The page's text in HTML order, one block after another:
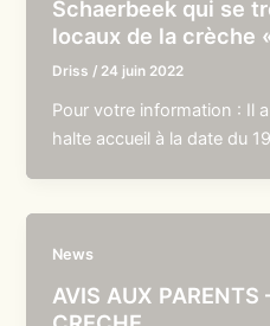
Schaerbeek qui se
locaux de la crèche
Driss / 24 juin 2022
Pour votre information : Il
halte accueil à la date du
News
AVIS AUX PARENTS